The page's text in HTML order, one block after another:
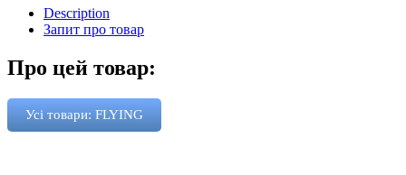
Description
Запит про товар
Про цей товар:
Усі товари: FLYING